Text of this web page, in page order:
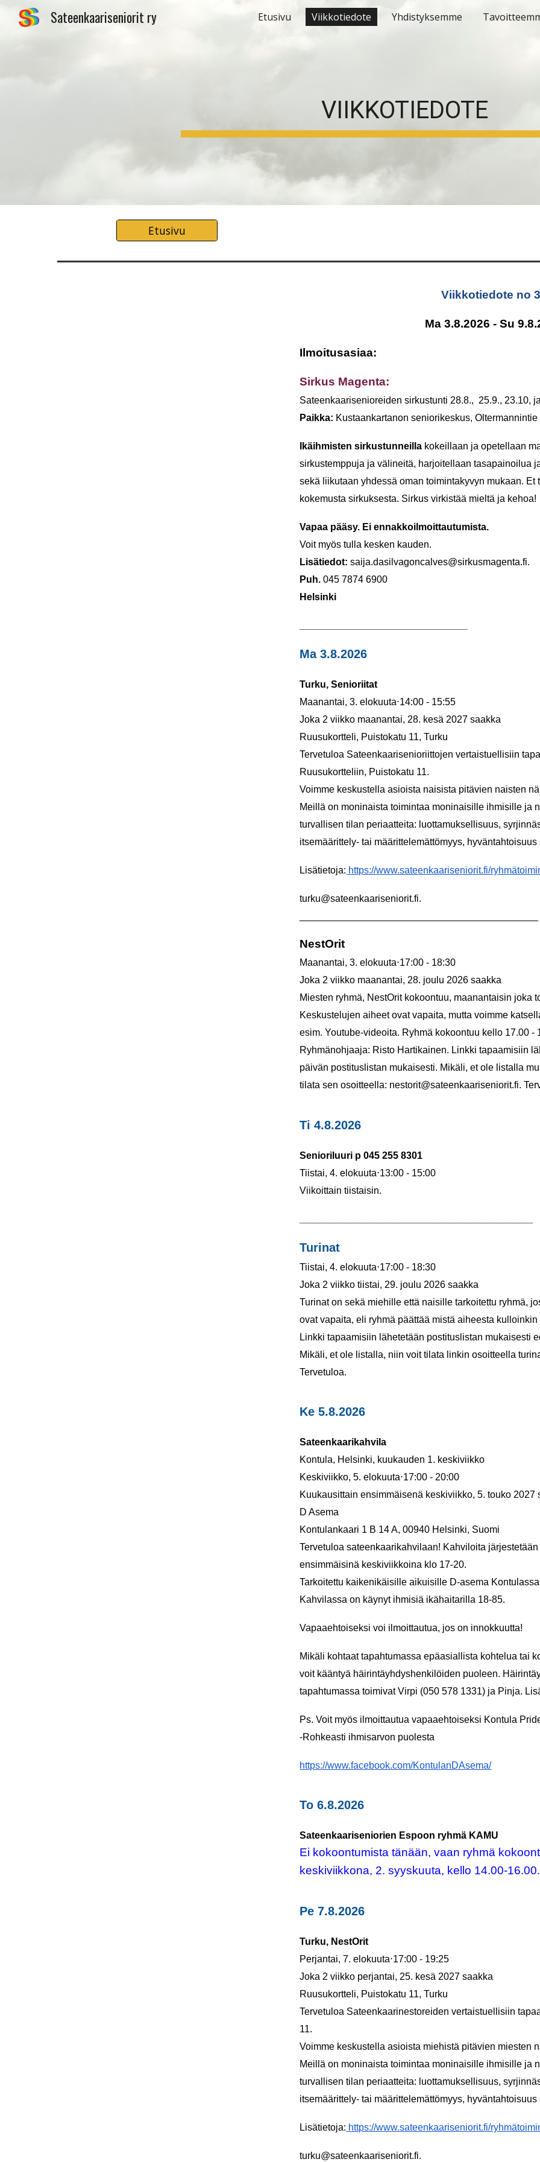
Skip to main content Skip to
Sateenkaariseniorit ry Etusivu Viikkotiedote Yhdistyksemme
VIIKKOTIEDOTE
Etusivu
Viikkotiedote no
Ma 3.8.2026 - Su
Ilmoitusasiaa:
Sirkus Magenta:
Sateenkaarisenioreiden sirkustunti 28.8., 25.9., 23.10,
Paikka: Kustaankartanon seniorikeskus,
Ikäihmisten sirkustunneilla kokeillaan ja opetellaan
sirkustemppuja ja välineitä, harjoitellaan tasapainoilua
sekä liikutaan yhdessä oman toimintakyvyn mukaan. Et
kokemusta sirkuksesta. Sirkus virkistää mieltä ja kehoa!
Vapaa pääsy. Ei ennakkoilmoittautumista.
Voit myös tulla kesken kauden.
Lisätiedot: saija.dasilvagoncalves@sirkusmagenta.fi.
Puh. 045 7874 6900
Helsinki
Ma 3.8.2026
Turku, Senioriitat
Maanantai, 3. elokuuta⋅14:00 - 15:55
Joka 2 viikko maanantai, 28. kesä 2027 saakka
Ruusukortteli, Puistokatu 11, Turku
Tervetuloa Sateenkaarisenioriittojen vertaistuellisiin
Ruusukortteliin, Puistokatu 11.
Voimme keskustella asioista naisista pitävien naisten
Meillä on moninaista toimintaa moninaisille ihmisille ja
turvallisen tilan periaatteita: luottamuksellisuus,
itsemäärittely- tai määrittelemättömyys,
Lisätietoja: https://www.sateenkaariseniorit.fi/
turku@sateenkaariseniorit.fi.
NestOrit
Maanantai, 3. elokuuta⋅17:00 - 18:30
Joka 2 viikko maanantai, 28. joulu 2026 saakka
Miesten ryhmä, NestOrit kokoontuu, maanantaisin joka
Keskustelujen aiheet ovat vapaita, mutta voimme
esim. Youtube-videoita. Ryhmä kokoontuu kello 17.00 -
Ryhmänohjaaja: Risto Hartikainen. Linkki tapaamisiin
päivän postituslistan mukaisesti. Mikäli, et ole listalla
tilata sen osoitteella: nestorit@sateenkaariseniorit.fi.
Ti 4.8.2026
Senioriluuri p 045 255 8301
Tiistai, 4. elokuuta⋅13:00 - 15:00
Viikoittain tiistaisin.
Turinat
Tiistai, 4. elokuuta⋅17:00 - 18:30
Joka 2 viikko tiistai, 29. joulu 2026 saakka
Turinat on sekä miehille että naisille tarkoitettu ryhmä,
ovat vapaita, eli ryhmä päättää mistä aiheesta
Linkki tapaamisiin lähetetään postituslistan mukaisesti
Mikäli, et ole listalla, niin voit tilata linkin osoitteella
Tervetuloa.
Ke 5.8.2026
Sateenkaarikahvila
Kontula, Helsinki, kuukauden 1. keskiviikko
Keskiviikko, 5. elokuuta⋅17:00 - 20:00
Kuukausittain ensimmäisenä keskiviikko, 5. touko 2027
D Asema
Kontulankaari 1 B 14 A, 00940 Helsinki, Suomi
Tervetuloa sateenkaarikahvilaan! Kahviloita
ensimmäisinä keskiviikkoina klo 17-20.
Tarkoitettu kaikenikäisille aikuisille D-asema
Kahvilassa on käynyt ihmisiä ikähaitarilla 18-85.
Vapaaehtoiseksi voi ilmoittautua, jos on innokkuutta!
Mikäli kohtaat tapahtumassa epäasiallista kohtelua tai
voit kääntyä häirintäyhdyshenkilöiden puoleen.
tapahtumassa toimivat Virpi (050 578 1331) ja Pinja.
Ps. Voit myös ilmoittautua vapaaehtoiseksi Kontula
-Rohkeasti ihmisarvon puolesta
https://www.facebook.com/KontulanDAsema/
To 6.8.2026
Sateenkaariseniorien Espoon ryhmä KAMU
Ei kokoontumista tänään, vaan ryhmä
keskiviikkona, 2. syyskuuta, kello 14.00-16.00.
Pe 7.8.2026
Turku, NestOrit
Perjantai, 7. elokuuta⋅17:00 - 19:25
Joka 2 viikko perjantai, 25. kesä 2027 saakka
Ruusukortteli, Puistokatu 11, Turku
Tervetuloa Sateenkaarinestoreiden vertaistuellisiin
11.
Voimme keskustella asioista miehistä pitävien miesten
Meillä on moninaista toimintaa moninaisille ihmisille ja
turvallisen tilan periaatteita: luottamuksellisuus,
itsemäärittely- tai määrittelemättömyys,
Lisätietoja: https://www.sateenkaariseniorit.fi/
turku@sateenkaariseniorit.fi.